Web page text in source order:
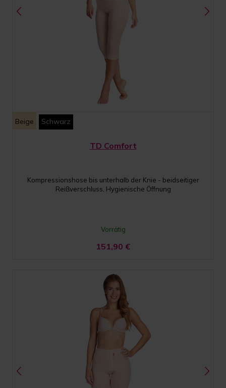
Beige Schwarz
TD Comfort
Kompressionshose bis unterhalb der Knie - beidseitiger
Reißverschluss, Hygienische Öffnung
Vorrätig
151,90 €